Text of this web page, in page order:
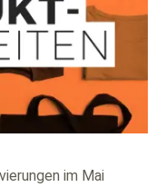
im Mai